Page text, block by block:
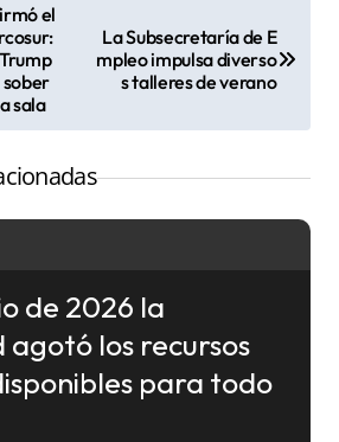
el
sober
sala
La Subsecretaría de E
mpleo impulsa diverso
s talleres de verano
de 2026 la
los recursos
para todo